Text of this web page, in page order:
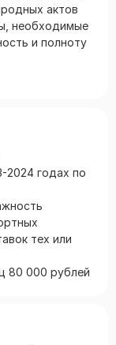
актов
необходимые
и полноту
2024 годах по
тех или
80 000 рублей